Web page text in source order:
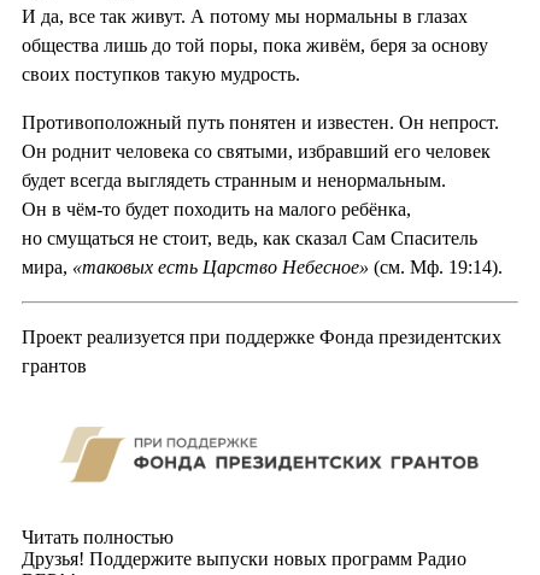
И да, все так живут. А потому мы нормальны в глазах
общества лишь до той поры, пока живём, беря за основу
своих поступков такую мудрость.
Противоположный путь понятен и известен. Он непрост.
Он роднит человека со святыми, избравший его человек
будет всегда выглядеть странным и ненормальным.
Он в чём-то будет походить на малого ребёнка,
но смущаться не стоит, ведь, как сказал Сам Спаситель
мира, «таковых есть Царство Небесное» (см. Мф. 19:14).
Проект реализуется при поддержке Фонда президентских
грантов
Читать полностью
Друзья! Поддержите выпуски новых программ Радио